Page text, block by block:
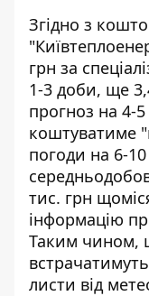
Згідно з
грн за
1-3 доби, ще
прогноз на 4-5
коштуватиме
погоди на 6-
тис. грн
інформацію
Таким чином,
листи від